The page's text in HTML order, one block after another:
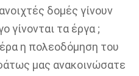
δομές γίνουν
γίνονται τα έργα ;
η πολεοδόμηση του
μας ανακοινώσατε